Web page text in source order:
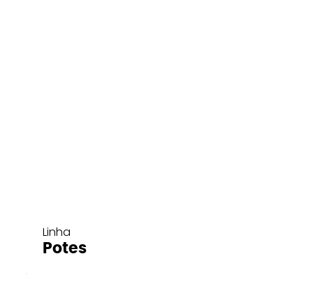
Linha
Potes